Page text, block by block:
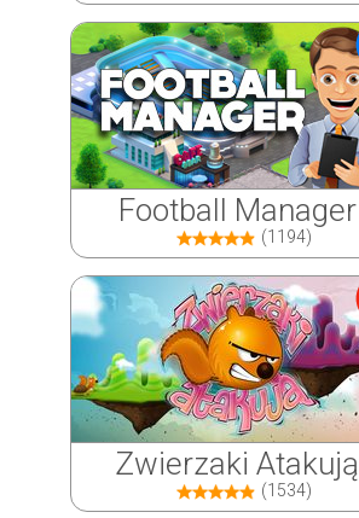
Football Manager
(1194)
Zwierzaki Atakują
(1534)